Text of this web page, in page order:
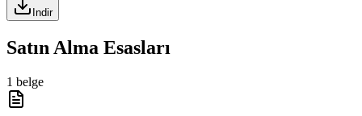
Indir
Satın Alma Esasları
1 belge